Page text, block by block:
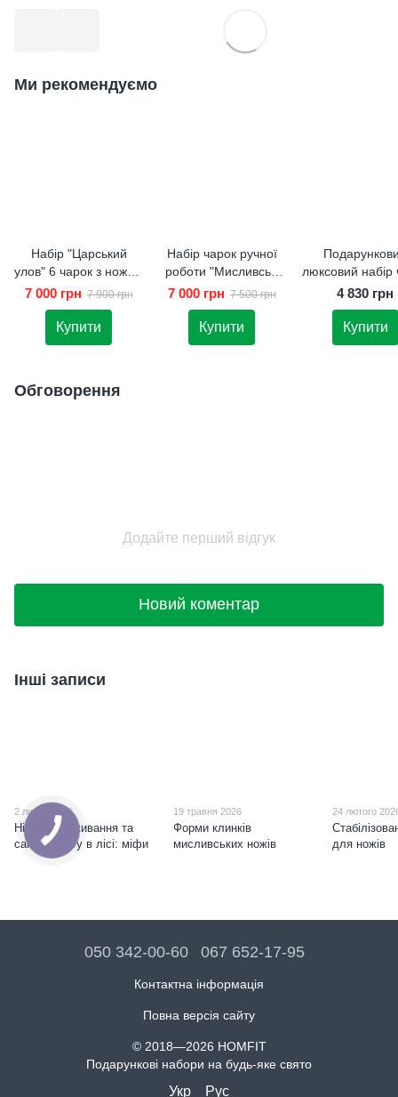
Ми рекомендуємо
Набір "Царський
улов" 6 чарок з ножем
в кейсі
7 000 грн 7 900 грн
Купити
Набір чарок ручної
роботи "Мисливські
№10" в кейсі 10шт
Подарунок чоловікові
7 000 грн 7 500 грн
Купити
люксовий набір
Premium-
4 830 грн
Купити
Обговорення
Додайте перший відгук
Новий коментар
Інші записи
2 липня 2026
Ніж для виживання та
самозахисту в лісі: міфи
19 травня 2026
Форми клинків
мисливських ножів
24 лютого
для ножів
050 342-00-60 067 652-17-95
Контактна інформація
Повна версія сайту
© 2018—2026 HOMFIT
Подарункові набори на будь-яке свято
Укр Рус